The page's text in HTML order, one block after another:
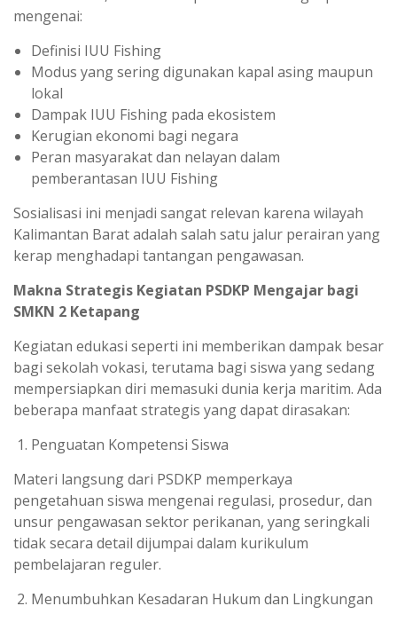
mengenai:
Definisi IUU Fishing
Modus yang sering digunakan kapal asing maupun
lokal
Dampak IUU Fishing pada ekosistem
Kerugian ekonomi bagi negara
Peran masyarakat dan nelayan dalam
pemberantasan IUU Fishing
Sosialisasi ini menjadi sangat relevan karena wilayah
Kalimantan Barat adalah salah satu jalur perairan yang
kerap menghadapi tantangan pengawasan.
Makna Strategis Kegiatan PSDKP Mengajar bagi
SMKN 2 Ketapang
Kegiatan edukasi seperti ini memberikan dampak besar
bagi sekolah vokasi, terutama bagi siswa yang sedang
mempersiapkan diri memasuki dunia kerja maritim. Ada
beberapa manfaat strategis yang dapat dirasakan:
Penguatan Kompetensi Siswa
Materi langsung dari PSDKP memperkaya
pengetahuan siswa mengenai regulasi, prosedur, dan
unsur pengawasan sektor perikanan, yang seringkali
tidak secara detail dijumpai dalam kurikulum
pembelajaran reguler.
Menumbuhkan Kesadaran Hukum dan Lingkungan